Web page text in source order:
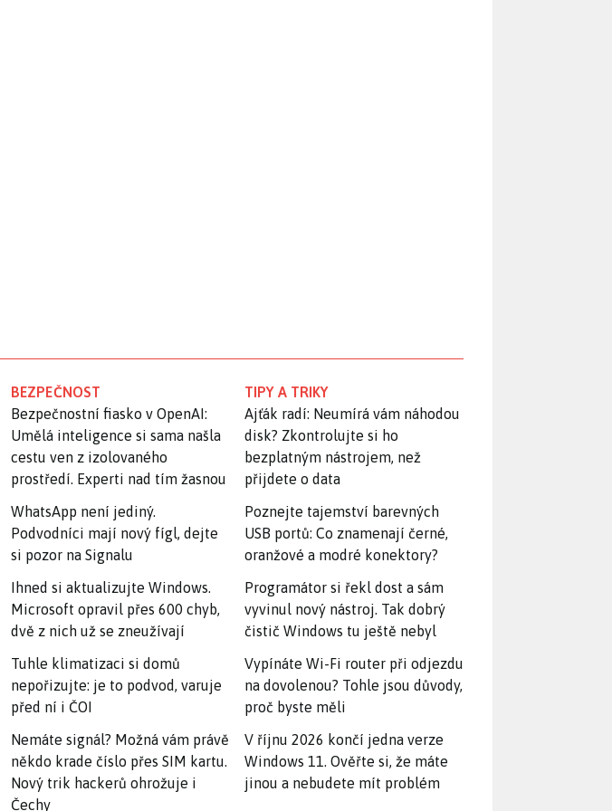
BEZPEČNOST
Bezpečnostní fiasko v OpenAI:
Umělá inteligence si sama našla
cestu ven z izolovaného
prostředí. Experti nad tím žasnou
WhatsApp není jediný.
Podvodníci mají nový fígl, dejte
si pozor na Signalu
Ihned si aktualizujte Windows.
Microsoft opravil přes 600 chyb,
dvě z nich už se zneužívají
Tuhle klimatizaci si domů
nepořizujte: je to podvod, varuje
před ní i ČOI
Nemáte signál? Možná vám právě
někdo krade číslo přes SIM kartu.
Nový trik hackerů ohrožuje i
Čechy
TIPY A TRIKY
Ajťák radí: Neumírá vám náhodou
disk? Zkontrolujte si ho
bezplatným nástrojem, než
přijdete o data
Poznejte tajemství barevných
USB portů: Co znamenají černé,
oranžové a modré konektory?
Programátor si řekl dost a sám
vyvinul nový nástroj. Tak dobrý
čistič Windows tu ještě nebyl
Vypínáte Wi-Fi router při odjezdu
na dovolenou? Tohle jsou důvody,
proč byste měli
V říjnu 2026 končí jedna verze
Windows 11. Ověřte si, že máte
jinou a nebudete mít problém